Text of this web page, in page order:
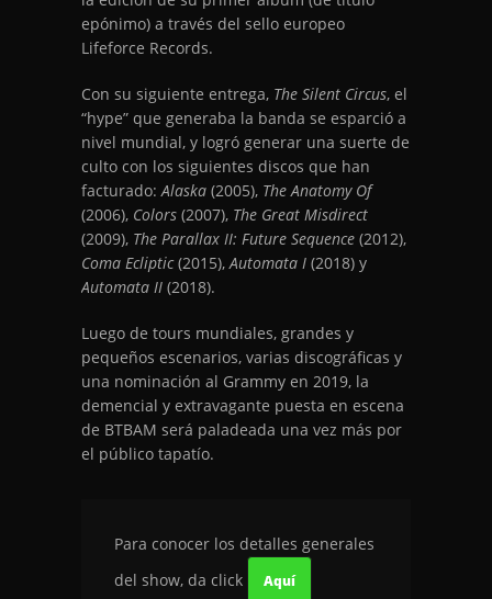
epónimo) a través del sello europeo
Lifeforce Records.
Con su siguiente entrega, The Silent Circus, el
“hype” que generaba la banda se esparció a
nivel mundial, y logró generar una suerte de
culto con los siguientes discos que han
facturado:Alaska (2005), The Anatomy Of
(2006), Colors (2007), The Great Misdirect
(2009), The Parallax II: Future Sequence (2012),
Coma Ecliptic(2015),Automata I (2018) y
Automata II (2018).
Luego de tours mundiales, grandes y
pequeños escenarios, varias discográficas y
una nominación al Grammy en 2019, la
demencial y extravagante puesta en escena
de BTBAM será paladeada una vez más por
el público tapatío.
Para conocer los detalles generales
del show, da click
Aquí